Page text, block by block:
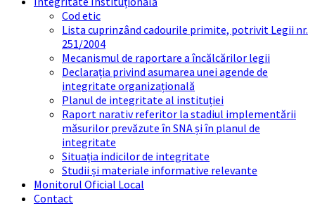
Cod etic
Lista cuprinzând cadourile primite, potrivit Legii nr.
251/2004
Mecanismul de raportare a încălcărilor legii
Declarația privind asumarea unei agende de
integritate organizațională
Planul de integritate al instituției
Raport narativ referitor la stadiul implementării
măsurilor prevăzute în SNA și în planul de
integritate
Situația indicilor de integritate
Studii și materiale informative relevante
Monitorul Oficial Local
Contact